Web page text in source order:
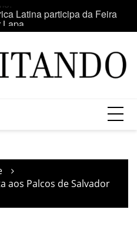
Latina participa da Feira
Lapa
aos Palcos de Salvador